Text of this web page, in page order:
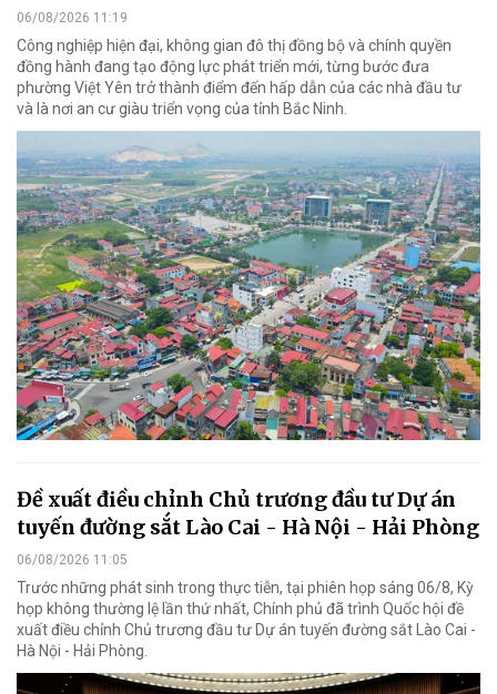
06/08/2026 11:19
Công nghiệp hiện đại, không gian đô thị đồng bộ và chính quyền
đồng hành đang tạo động lực phát triển mới, từng bước đưa
phường Việt Yên trở thành điểm đến hấp dẫn của các nhà đầu tư
và là nơi an cư giàu triển vọng của tỉnh Bắc Ninh.
Đề xuất điều chỉnh Chủ trương đầu tư Dự án
tuyến đường sắt Lào Cai - Hà Nội - Hải Phòng
06/08/2026 11:05
Trước những phát sinh trong thực tiễn, tại phiên họp sáng 06/8, Kỳ
họp không thường lệ lần thứ nhất, Chính phủ đã trình Quốc hội đề
xuất điều chỉnh Chủ trương đầu tư Dự án tuyến đường sắt Lào Cai -
Hà Nội - Hải Phòng.